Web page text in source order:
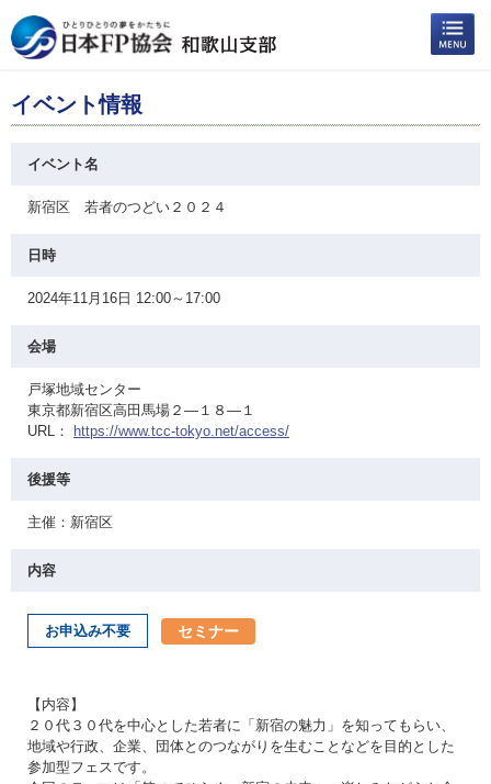
イベント情報
イベント名
新宿区 若者のつどい２０２４
日時
2024年11月16日 12:00～17:00
会場
戸塚地域センター
東京都新宿区高田馬場２—１８—１
URL：
https://www.tcc-tokyo.net/access/
後援等
主催：新宿区
内容
お申込み不要 セミナー
【内容】
２０代３０代を中心とした若者に「新宿の魅力」を知ってもらい、
地域や行政、企業、団体とのつながりを生むことなどを目的とした
参加型フェスです。